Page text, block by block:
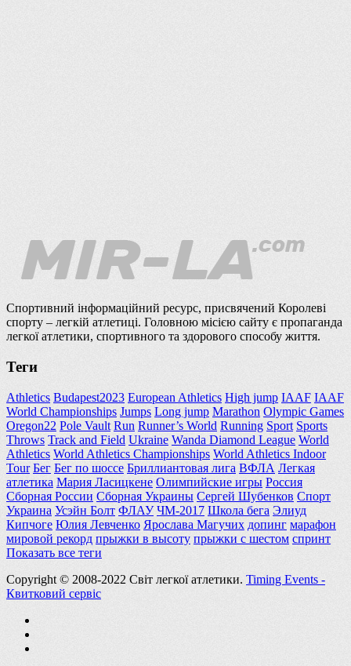
Спортивний інформаційний ресурс, присвячений Королеві
спорту – легкій атлетиці. Головною місією сайту є пропаганда
легкої атлетики, спортивного та здорового способу життя.
Теги
Athletics Budapest2023 European Athletics High jump IAAF IAAF
World Championships Jumps Long jump Marathon Olympic Games
Oregon22 Pole Vault Run Runner’s World Running Sport Sports
Throws Track and Field Ukraine Wanda Diamond League World
Athletics World Athletics Championships World Athletics Indoor
Tour Бег Бег по шоссе Бриллиантовая лига ВФЛА Легкая
атлетика Мария Ласицкене Олимпийские игры Россия
Сборная России Сборная Украины Сергей Шубенков Спорт
Украина Усэйн Болт ФЛАУ ЧМ-2017 Школа бега Элиуд
Кипчоге Юлия Левченко Ярослава Магучих допинг марафон
мировой рекорд прыжки в высоту прыжки с шестом спринт
Показать все теги
Copyright © 2008-2022 Світ легкої атлетики. Timing Events -
Квитковий сервіс